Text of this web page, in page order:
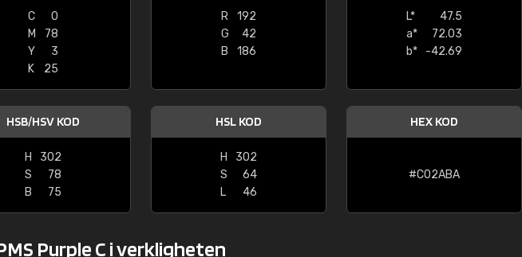
C
0
M
78
Y
3
K
25
R
192
G
42
B
186
L*
47.5
a*
72.03
b*
-42.69
HSB/HSV KOD
H
302
S
78
B
75
HSL KOD
H
302
S
64
L
46
HEX KOD
#C02ABA
Purple C i verkligheten
"Great product and speedy delivery"